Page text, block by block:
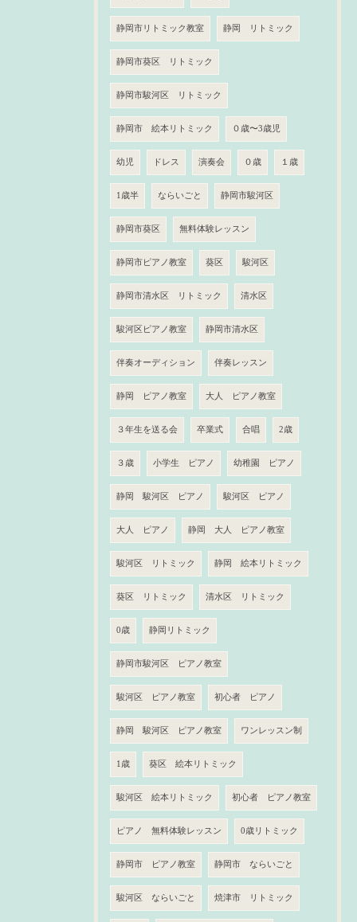
静岡市リトミック教室 静岡 リトミック
静岡市葵区 リトミック
静岡市駿河区 リトミック
静岡市 絵本リトミック ０歳〜3歳児
幼児 ドレス 演奏会 ０歳 １歳
1歳半 ならいごと 静岡市駿河区
静岡市葵区 無料体験レッスン
静岡市ピアノ教室 葵区 駿河区
静岡市清水区 リトミック 清水区
駿河区ピアノ教室 静岡市清水区
伴奏オーディション 伴奏レッスン
静岡 ピアノ教室 大人 ピアノ教室
３年生を送る会 卒業式 合唱 2歳
３歳 小学生 ピアノ 幼稚園 ピアノ
静岡 駿河区 ピアノ 駿河区 ピアノ
大人 ピアノ 静岡 大人 ピアノ教室
駿河区 リトミック 静岡 絵本リトミック
葵区 リトミック 清水区 リトミック
0歳 静岡リトミック
静岡市駿河区 ピアノ教室
駿河区 ピアノ教室 初心者 ピアノ
静岡 駿河区 ピアノ教室 ワンレッスン制
1歳 葵区 絵本リトミック
駿河区 絵本リトミック 初心者 ピアノ教室
ピアノ 無料体験レッスン 0歳リトミック
静岡市 ピアノ教室 静岡市 ならいごと
駿河区 ならいごと 焼津市 リトミック